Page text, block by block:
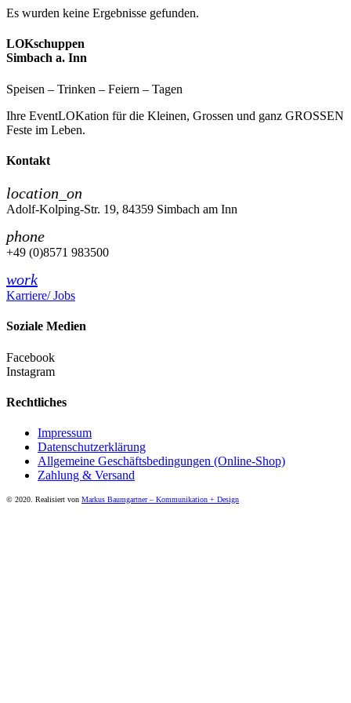
Es wurden keine Ergebnisse gefunden.
LOKschuppen
Simbach a. Inn
Speisen – Trinken – Feiern – Tagen
Ihre EventLOKation für die Kleinen, Grossen und ganz GROSSEN
Feste im Leben.
Kontakt
location_on
Adolf-Kolping-Str. 19, 84359 Simbach am Inn
phone
+49 (0)8571 983500
work
Karriere/ Jobs
Soziale Medien
Facebook
Instagram
Rechtliches
Impressum
Datenschutzerklärung
Allgemeine Geschäftsbedingungen (Online-Shop)
Zahlung & Versand
© 2020. Realisiert von Markus Baumgartner – Kommunikation + Design